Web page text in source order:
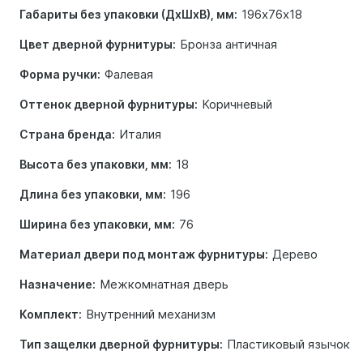
Габариты без упаковки (ДхШхВ), мм: 196х76х18
Цвет дверной фурнитуры: Бронза античная
Форма ручки: Фалевая
Оттенок дверной фурнитуры: Коричневый
Страна бренда: Италия
Высота без упаковки, мм: 18
Длина без упаковки, мм: 196
Ширина без упаковки, мм: 76
Материал двери под монтаж фурнитуры: Дерево
Назначение: Межкомнатная дверь
Комплект: Внутренний механизм
Тип защелки дверной фурнитуры: Пластиковый язычок